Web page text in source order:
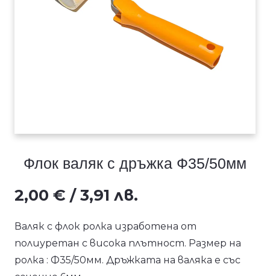
Флок валяк с дръжка Ф35/50мм
2,00 € / 3,91 лв.
Валяк с флок ролка изработена от
полиуретан с висока плътност. Размер на
ролка : Ф35/50мм. Дръжката на валяка е със